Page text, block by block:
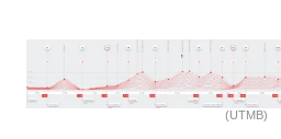
(UTMB)